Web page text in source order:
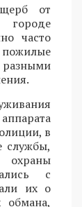
от
часто
в
службы,
охраны
с
их о
обмана,